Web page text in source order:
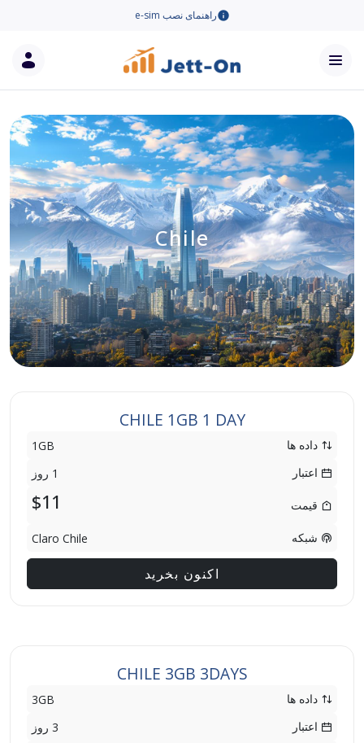
راهنمای نصب e-sim
Chile
CHILE 1GB 1 DAY
داده ها
1GB
اعتبار
1 روز
قیمت $11
شبکه Claro Chile
اکنون بخرید
CHILE 3GB 3DAYS
داده ها
3GB
اعتبار
3 روز